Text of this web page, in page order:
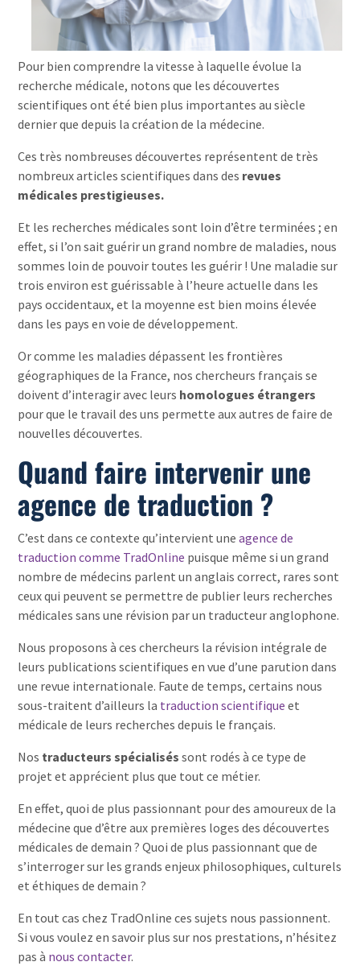
Pour bien comprendre la vitesse à laquelle évolue la
recherche médicale, notons que les découvertes
scientifiques ont été bien plus importantes au siècle
dernier que depuis la création de la médecine.
Ces très nombreuses découvertes représentent de très
nombreux articles scientifiques dans des revues
médicales prestigieuses.
Et les recherches médicales sont loin d’être terminées ; en
effet, si l’on sait guérir un grand nombre de maladies, nous
sommes loin de pouvoir toutes les guérir ! Une maladie sur
trois environ est guérissable à l’heure actuelle dans les
pays occidentaux, et la moyenne est bien moins élevée
dans les pays en voie de développement.
Or comme les maladies dépassent les frontières
géographiques de la France, nos chercheurs français se
doivent d’interagir avec leurs homologues étrangers
pour que le travail des uns permette aux autres de faire de
nouvelles découvertes.
Quand faire intervenir une
agence de traduction ?
C’est dans ce contexte qu’intervient uneagence de
traduction comme TradOnline puisque même si un grand
nombre de médecins parlent un anglais correct, rares sont
ceux qui peuvent se permettre de publier leurs recherches
médicales sans une révision par un traducteur anglophone.
Nous proposons à ces chercheurs la révision intégrale de
leurs publications scientifiques en vue d’une parution dans
une revue internationale. Faute de temps, certains nous
sous-traitent d’ailleurs la traduction scientifique et
médicale de leurs recherches depuis le français.
Nos traducteurs spécialisés sont rodés à ce type de
projet et apprécient plus que tout ce métier.
En effet, quoi de plus passionnant pour des amoureux de la
médecine que d’être aux premières loges des découvertes
médicales de demain ? Quoi de plus passionnant que de
s’interroger sur les grands enjeux philosophiques, culturels
et éthiques de demain ?
En tout cas chez TradOnline ces sujets nous passionnent.
Si vous voulez en savoir plus sur nos prestations, n’hésitez
pas à nous contacter.